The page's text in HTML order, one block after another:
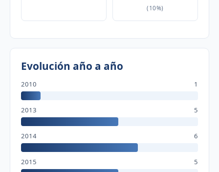
(10%)
Evolución año a año
2010 1
2013 5
2014 6
2015 5